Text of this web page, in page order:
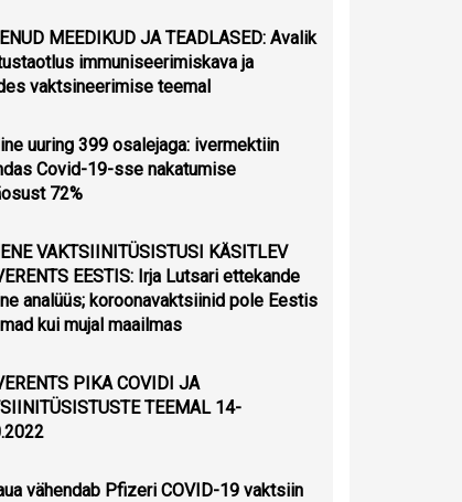
MEEDIKUD JA TEADLASED: Avalik
immuniseerimiskava ja
vaktsineerimise teemal
uuring 399 osalejaga: ivermektiin
Covid-19-sse nakatumise
72%
VAKTSIINITÜSISTUSI KÄSITLEV
EESTIS: Irja Lutsari ettekande
analüüs; koroonavaktsiinid pole Eestis
kui mujal maailmas
PIKA COVIDI JA
TEEMAL 14-
vähendab Pfizeri COVID-19 vaktsiin